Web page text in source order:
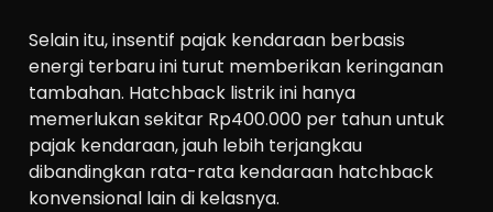
Selain itu, insentif pajak kendaraan berbasis
energi terbaru ini turut memberikan keringanan
tambahan. Hatchback listrik ini hanya
memerlukan sekitar Rp400.000 per tahun untuk
pajak kendaraan, jauh lebih terjangkau
dibandingkan rata-rata kendaraan hatchback
konvensional lain di kelasnya.